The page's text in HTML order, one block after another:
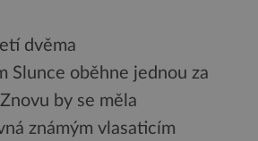
dvěma
Slunce oběhne jednou za
by se měla
známým vlasaticím